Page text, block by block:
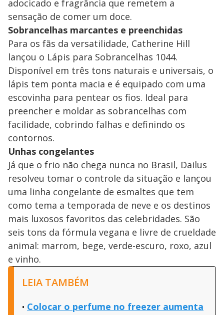
adocicado e fragrância que remetem a
sensação de comer um doce.
Sobrancelhas marcantes e preenchidas
Para os fãs da versatilidade, Catherine Hill
lançou o Lápis para Sobrancelhas 1044.
Disponível em três tons naturais e universais, o
lápis tem ponta macia e é equipado com uma
escovinha para pentear os fios. Ideal para
preencher e moldar as sobrancelhas com
facilidade, cobrindo falhas e definindo os
contornos.
Unhas congelantes
Já que o frio não chega nunca no Brasil, Dailus
resolveu tomar o controle da situação e lançou
uma linha congelante de esmaltes que tem
como tema a temporada de neve e os destinos
mais luxosos favoritos das celebridades. São
seis tons da fórmula vegana e livre de crueldade
animal: marrom, bege, verde-escuro, roxo, azul
e vinho.
LEIA TAMBÉM
Colocar o perfume no freezer aumenta